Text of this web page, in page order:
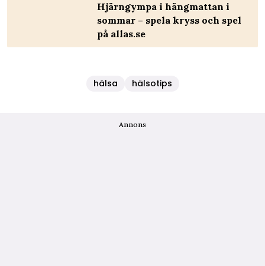
Hjärngympa i hängmattan i
sommar – spela kryss och spel
på allas.se
hälsa hälsotips
Annons